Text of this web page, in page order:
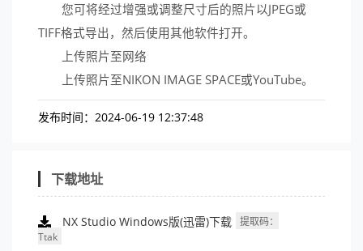
您可将经过增强或调整尺寸后的照片以JPEG或
TIFF格式导出，然后使用其他软件打开。
上传照片至网络
上传照片至NIKON IMAGE SPACE或YouTube。
发布时间：2024-06-19 12:37:48
下载地址
NX Studio Windows版(迅雷)下载 提取码：
Ttak